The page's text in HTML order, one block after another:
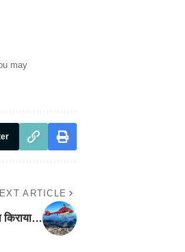
may
ARTICLE
किराया…